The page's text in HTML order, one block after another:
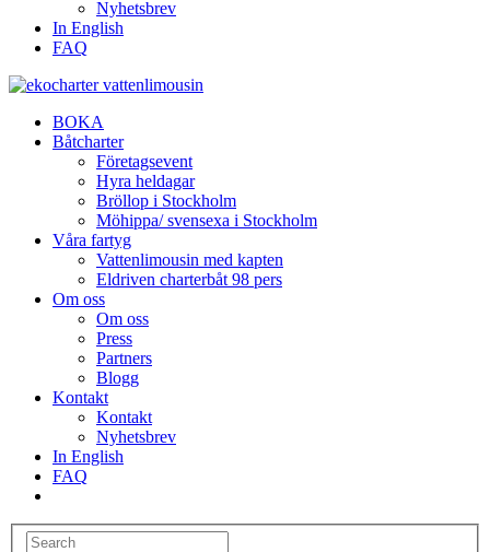
Nyhetsbrev
In English
FAQ
BOKA
Båtcharter
Företagsevent
Hyra heldagar
Bröllop i Stockholm
Möhippa/ svensexa i Stockholm
Våra fartyg
Vattenlimousin med kapten
Eldriven charterbåt 98 pers
Om oss
Om oss
Press
Partners
Blogg
Kontakt
Kontakt
Nyhetsbrev
In English
FAQ